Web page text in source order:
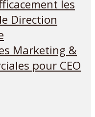
les
Direction
Marketing &
pour CEO